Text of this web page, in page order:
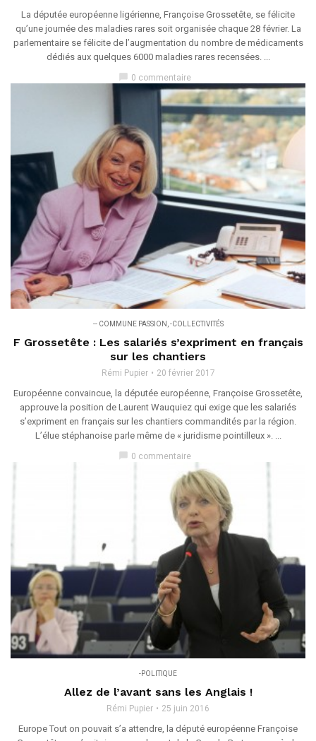
La députée européenne ligérienne, Françoise Grossetête, se félicite
qu’une journée des maladies rares soit organisée chaque 28 février. La
parlementaire se félicite de l’augmentation du nombre de médicaments
dédiés aux quelques 6000 maladies rares recensées. ...
0 commentaire
-- COMMUNE PASSION -COLLECTIVITÉS
F Grossetête : Les salariés s’expriment en français
sur les chantiers
Rémi Pupier 20 février 2017
Européenne convaincue, la députée européenne, Françoise Grossetête,
approuve la position de Laurent Wauquiez qui exige que les salariés
s’expriment en français sur les chantiers commandités par la région.
L’élue stéphanoise parle même de « juridisme pointilleux ». ...
0 commentaire
-POLITIQUE
Allez de l’avant sans les Anglais !
Rémi Pupier 25 juin 2016
Europe Tout on pouvait s’a attendre, la député européenne Françoise